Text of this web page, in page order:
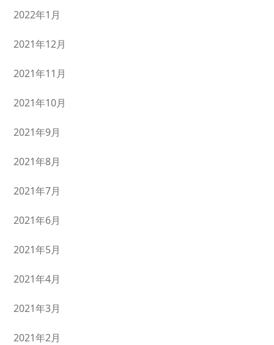
2022年1月
2021年12月
2021年11月
2021年10月
2021年9月
2021年8月
2021年7月
2021年6月
2021年5月
2021年4月
2021年3月
2021年2月